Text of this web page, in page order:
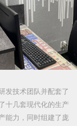
发技术团队并配套了
十几套现代化的生产
能力，同时组建了庞